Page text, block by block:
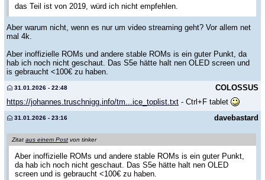
das Teil ist von 2019, würd ich nicht empfehlen.
Aber warum nicht, wenn es nur um video streaming geht? Vor allem net
mal 4k.
Aber inoffizielle ROMs und andere stable ROMs is ein guter Punkt, da
hab ich noch nicht geschaut. Das S5e hätte halt nen OLED screen und
is gebraucht <100€ zu haben.
COLOSSUS
31.01.2026 - 22:48
https://johannes.truschnigg.info/tm...ice_toplist.txt - Ctrl+F tablet
davebastard
31.01.2026 - 23:16
Zitat aus einem Post von tinker
Aber inoffizielle ROMs und andere stable ROMs is ein guter Punkt,
da hab ich noch nicht geschaut. Das S5e hätte halt nen OLED
screen und is gebraucht <100€ zu haben.